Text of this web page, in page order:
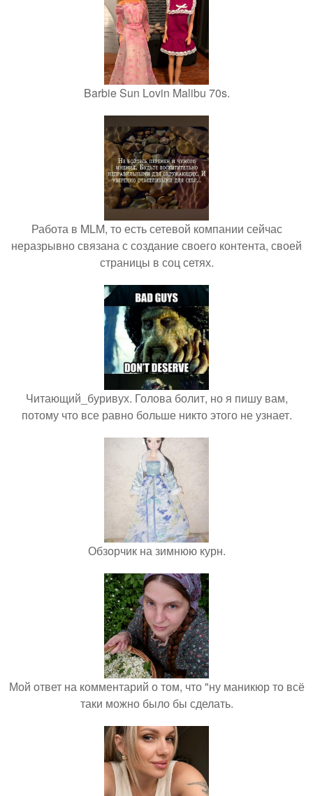
Barbie Sun Lovin Malibu 70s.
Работа в MLM, то есть сетевой компании сейчас
неразрывно связана с создание своего контента, своей
страницы в соц сетях.
Читающий_буривух. Голова болит, но я пишу вам,
потому что все равно больше никто этого не узнает.
Обзорчик на зимнюю курн.
Мой ответ на комментарий о том, что "ну маникюр то всё
таки можно было бы сделать.